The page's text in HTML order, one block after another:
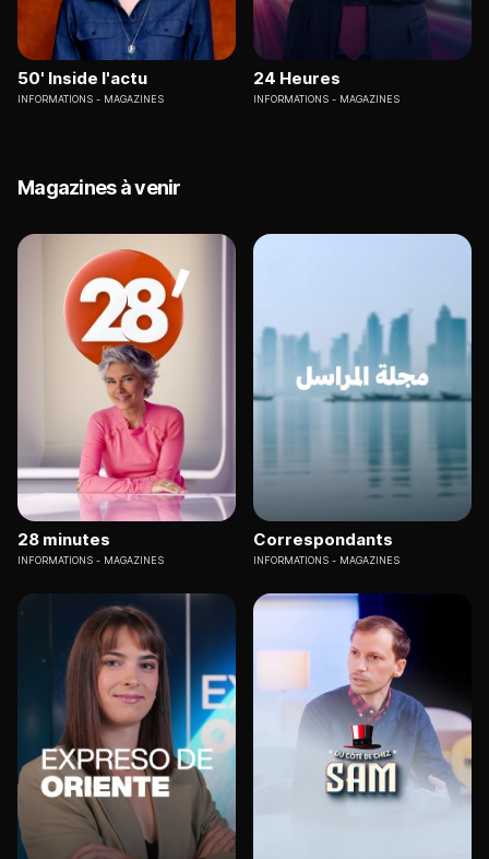
50' Inside l'actu
INFORMATIONS MAGAZINES
24 Heures
INFORMATIONS MAGAZINES
Magazines à venir
28 minutes
INFORMATIONS MAGAZINES
Correspondants
INFORMATIONS MAGAZINES